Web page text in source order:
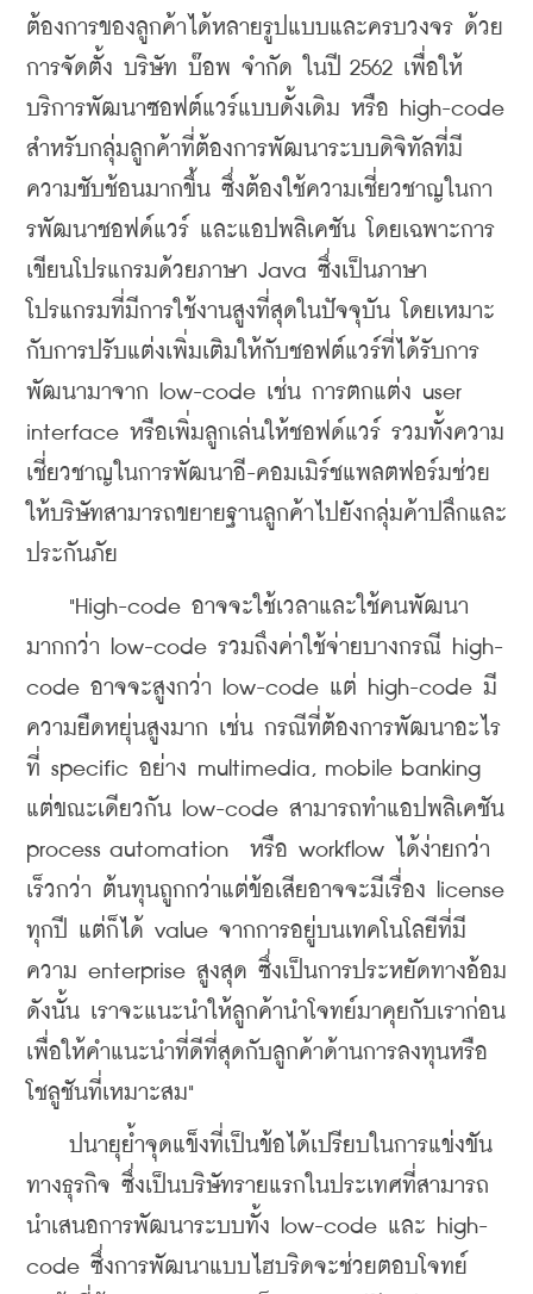
ต้องการของลูกค้าได้หลายรูปแบบและครบวงจร ด้วย
การจัดตั้ง บริษัท บ๊อพ จำกัด ในปี 2562 เพื่อให้
บริการพัฒนาซอฟต์แวร์แบบดั้งเดิม หรือ high-code
สำหรับกลุ่มลูกค้าที่ต้องการพัฒนาระบบดิจิทัลที่มี
ความชับช้อนมากขึ้น ซึ่งต้องใช้ความเชี่ยวชาญในกา
รพัฒนาชอฟด์แวร์ และแอปพลิเคชัน โดยเฉพาะการ
เขียนโปรแกรมด้วยภาษา Java ซึ่งเป็นภาษา
โปรแกรมที่มีการใช้งานสูงที่สุดในปัจจุบัน โดยเหมาะ
กับการปรับแต่งเพิ่มเติมให้กับชอฟต์แวร์ที่ได้รับการ
พัฒนามาจาก low-code เช่น การตกแต่ง user
interface หรือเพิ่มลูกเล่นให้ชอฟด์แวร์ รวมทั้งความ
เชี่ยวชาญในการพัฒนาอี-คอมเมิร์ชแพลตฟอร์มช่วย
ให้บริษัทสามารถขยายฐานลูกค้าไปยังกลุ่มค้าปลึกและ
ประกันภัย
"High-code อาจจะใช้เวลาและใช้คนพัฒนา
มากกว่า low-code รวมถึงค่าใช้จ่ายบางกรณี high-
code อาจจะสูงกว่า low-code แต่ high-code มี
ความยืดหยุ่นสูงมาก เช่น กรณีที่ต้องการพัฒนาอะไร
ที่ specific อย่าง multimedia, mobile banking
แต่ขณะเดียวกัน low-code สามารถทำแอปพลิเคชัน
process automation  หรือ workflow ได้ง่ายกว่า
เร็วกว่า ต้นทุนถูกกว่าแต่ข้อเสียอาจจะมีเรื่อง license
ทุกปี แต่ก็ได้ value จากการอยู่บนเทคโนโลยีที่มี
ความ enterprise สูงสุด ซึ่งเป็นการประหยัดทางอ้อม
ดังนั้น เราจะแนะนำให้ลูกค้านำโจทย์มาคุยกับเราก่อน
เพื่อให้คำแนะนำที่ดีที่สุดกับลูกค้าด้านการลงทุนหรือ
โชลูชันที่เหมาะสม"
ปนายุย้ำจุดแข็งที่เป็นข้อได้เปรียบในการแข่งขัน
ทางธุรกิจ ซึ่งเป็นบริษัทรายแรกในประเทศที่สามารถ
นำเสนอการพัฒนาระบบทั้ง low-code และ high-
code ซึ่งการพัฒนาแบบไฮบริดจะช่วยตอบโจทย์